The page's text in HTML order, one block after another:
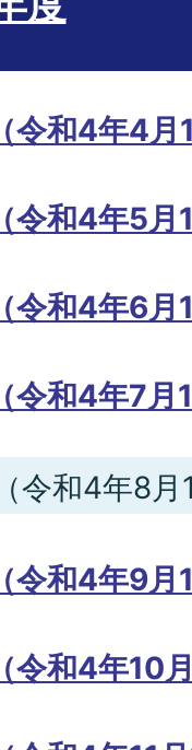
令和4年4月
令和4年5月
令和4年6月
令和4年7月
令和4年8月
令和4年9月
令和4年10